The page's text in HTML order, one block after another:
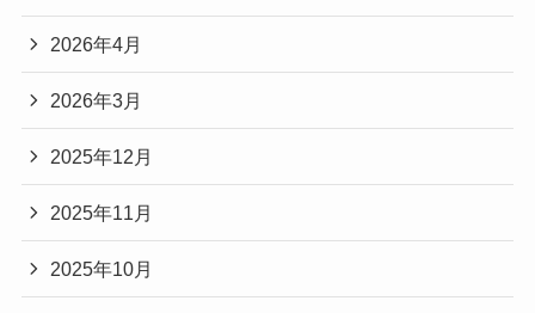
2026年4月
2026年3月
2025年12月
2025年11月
2025年10月